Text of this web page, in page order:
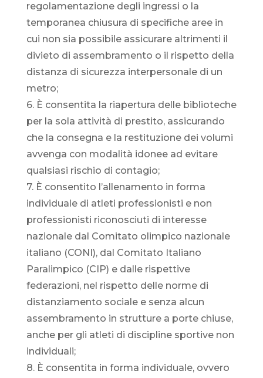
regolamentazione degli ingressi o la
temporanea chiusura di specifiche aree in
cui non sia possibile assicurare altrimenti il
divieto di assembramento o il rispetto della
distanza di sicurezza interpersonale di un
metro;
6. È consentita la riapertura delle biblioteche
per la sola attività di prestito, assicurando
che la consegna e la restituzione dei volumi
avvenga con modalità idonee ad evitare
qualsiasi rischio di contagio;
7. È consentito l’allenamento in forma
individuale di atleti professionisti e non
professionisti riconosciuti di interesse
nazionale dal Comitato olimpico nazionale
italiano (CONI), dal Comitato Italiano
Paralimpico (CIP) e dalle rispettive
federazioni, nel rispetto delle norme di
distanziamento sociale e senza alcun
assembramento in strutture a porte chiuse,
anche per gli atleti di discipline sportive non
individuali;
8. È consentita in forma individuale, ovvero